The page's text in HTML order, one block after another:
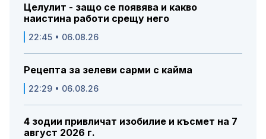
Целулит - защо се появява и какво
наистина работи срещу него
22:45 • 06.08.26
Рецепта за зелеви сарми с кайма
22:29 • 06.08.26
4 зодии привличат изобилие и късмет на 7
август 2026 г.